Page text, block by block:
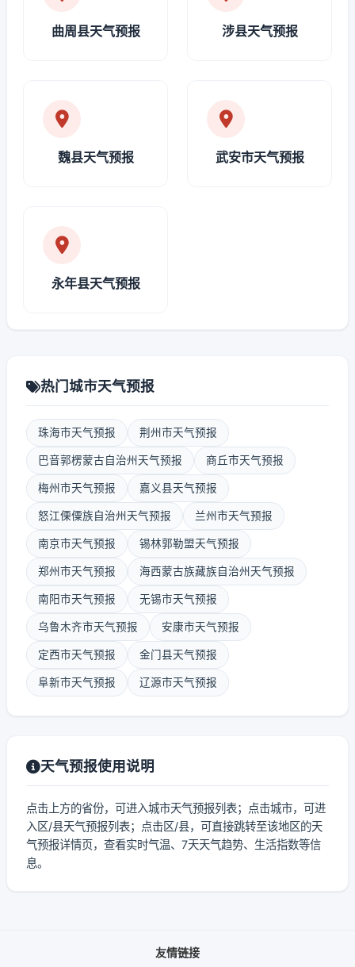
曲周县天气预报 涉县天气预报
魏县天气预报 武安市天气预报
永年县天气预报
热门城市天气预报
珠海市天气预报 荆州市天气预报
巴音郭楞蒙古自治州天气预报 商丘市天气预报
梅州市天气预报 嘉义县天气预报
怒江傈僳族自治州天气预报 兰州市天气预报
南京市天气预报 锡林郭勒盟天气预报
郑州市天气预报 海西蒙古族藏族自治州天气预报
南阳市天气预报 无锡市天气预报
乌鲁木齐市天气预报 安康市天气预报
定西市天气预报 金门县天气预报
阜新市天气预报 辽源市天气预报
天气预报使用说明
点击上方的省份，可进入城市天气预报列表；点击城市，可进
入区/县天气预报列表；点击区/县，可直接跳转至该地区的天
气预报详情页，查看实时气温、7天天气趋势、生活指数等信
息。
友情链接